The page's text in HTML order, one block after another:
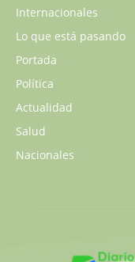
Internacionales
Lo que está pasando
Portada
Política
Actualidad
Salud
Nacionales